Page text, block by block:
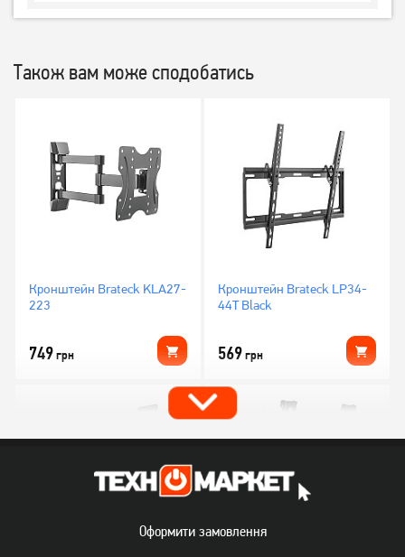
Також вам може сподобатись
Кронштейн Brateck KLA27-
223
749грн
Кронштейн Brateck LP34-
44T Black
569грн
Оформити замовлення